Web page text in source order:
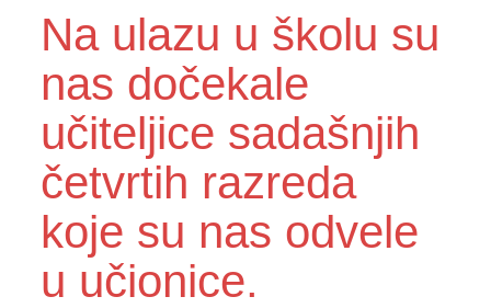
Na ulazu u školu su
nas dočekale
učiteljice sadašnjih
četvrtih razreda
koje su nas odvele
u učionice.